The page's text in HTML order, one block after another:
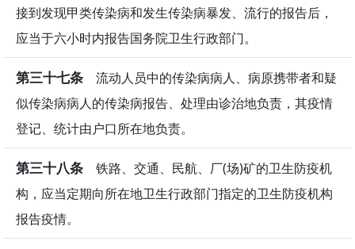
接到发现甲类传染病和发生传染病暴发、流行的报告后，
应当于六小时内报告国务院卫生行政部门。
第三十七条 流动人员中的传染病病人、病原携带者和疑
似传染病病人的传染病报告、处理由诊治地负责，其疫情
登记、统计由户口所在地负责。
第三十八条 铁路、交通、民航、厂(场)矿的卫生防疫机
构，应当定期向所在地卫生行政部门指定的卫生防疫机构
报告疫情。